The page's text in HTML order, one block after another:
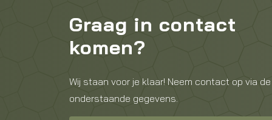
Graag in contact
komen?
Wij staan voor je klaar! Neem contact op via de
onderstaande gegevens.